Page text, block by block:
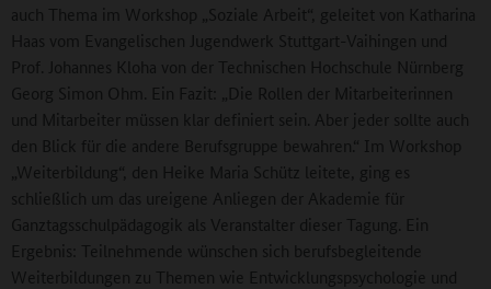
auch Thema im Workshop „Soziale Arbeit“, geleitet von Katharina
Haas vom Evangelischen Jugendwerk Stuttgart-Vaihingen und
Prof. Johannes Kloha von der Technischen Hochschule Nürnberg
Georg Simon Ohm. Ein Fazit: „Die Rollen der Mitarbeiterinnen
und Mitarbeiter müssen klar definiert sein. Aber jeder sollte auch
den Blick für die andere Berufsgruppe bewahren.“ Im Workshop
„Weiterbildung“, den Heike Maria Schütz leitete, ging es
schließlich um das ureigene Anliegen der Akademie für
Ganztagsschulpädagogik als Veranstalter dieser Tagung. Ein
Ergebnis: Teilnehmende wünschen sich berufsbegleitende
Weiterbildungen zu Themen wie Entwicklungspsychologie und